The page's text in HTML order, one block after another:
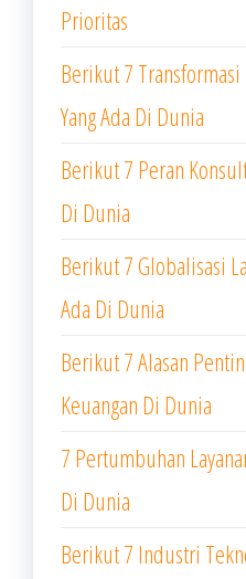
Prioritas
Berikut 7 Transformasi
Yang Ada Di Dunia
Berikut 7 Peran
Di Dunia
Berikut 7 Globalisasi
Ada Di Dunia
Berikut 7 Alasan
Keuangan Di Dunia
7 Pertumbuhan
Di Dunia
Berikut 7 Industri